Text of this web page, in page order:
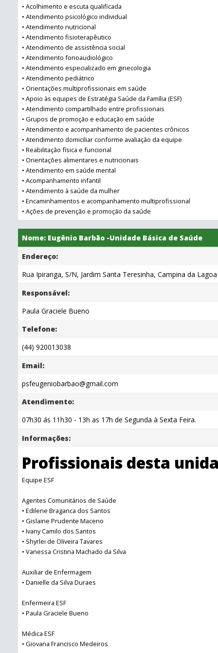
• Acolhimento e escuta qualificada
• Atendimento psicológico individual
• Atendimento nutricional
• Atendimento fisioterapêutico
• Atendimento de assistência social
• Atendimento fonoaudiológico
• Atendimento especializado em ginecologia
• Atendimento pediátrico
• Orientações multiprofissionais em saúde
• Apoio às equipes de Estratégia Saúde da Família (ESF)
• Atendimento compartilhado entre profissionais
• Grupos de promoção e educação em saúde
• Atendimento e acompanhamento de pacientes crônicos
• Atendimento domiciliar conforme avaliação da equipe
• Reabilitação física e funcional
• Orientações alimentares e nutricionais
• Atendimento em saúde mental
• Acompanhamento infantil
• Atendimento à saúde da mulher
• Encaminhamentos e acompanhamento multiprofissional
• Ações de prevenção e promoção da saúde
Nome: Eugênio Barbão -Unidade Básica de Saúde
Endereço:
Rua Ipiranga, S/N, Jardim Santa Teresinha, Campina da
Responsável:
Paula Graciele Bueno
Telefone:
(44) 920013038
Email:
psfeugeniobarbao@gmail.com
Atendimento:
07h30 ás 11h30 - 13h as 17h de Segunda à Sexta Feira.
Informações:
Profissionais desta
Equipe ESF
Agentes Comunitários de Saúde
• Edilene Braganca dos Santos
• Gislaine Prudente Maceno
• Ivany Camilo dos Santos
• Shyrlei de Oliveira Tavares
• Vanessa Cristina Machado da Silva
Auxiliar de Enfermagem
• Danielle da Silva Duraes
Enfermeira ESF
• Paula Graciele Bueno
Médica ESF
• Giovana Francisco Medeiros